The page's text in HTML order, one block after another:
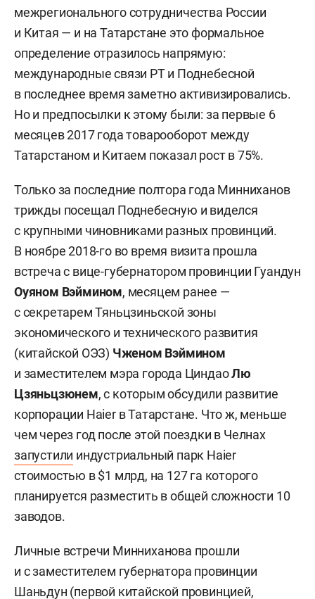
межрегионального сотрудничества России
и Китая — и на Татарстане это формальное
определение отразилось напрямую:
международные связи РТ и Поднебесной
в последнее время заметно активизировались.
Но и предпосылки к этому были: за первые 6
месяцев 2017 года товарооборот между
Татарстаном и Китаем показал рост в 75%.
Только за последние полтора года Минниханов
трижды посещал Поднебесную и виделся
с крупными чиновниками разных провинций.
В ноябре 2018-го во время визита прошла
встреча с вице-губернатором провинции Гуандун
Оуяном Вэймином, месяцем ранее —
с секретарем Тяньцзиньской зоны
экономического и технического развития
(китайской ОЭЗ) Чженом Вэймином
и заместителем мэра города ЦиндаоЛю
Цзяньцзюнем, с которым обсудили развитие
корпорации Haier в Татарстане. Что ж, меньше
чем через год после этой поездки в Челнах
запустили индустриальный парк Haier
стоимостью в $1 млрд, на 127 га которого
планируется разместить в общей сложности 10
заводов.
Личные встречи Минниханова прошли
и с заместителем губернатора провинции
Шаньдун (первой китайской провинцией,